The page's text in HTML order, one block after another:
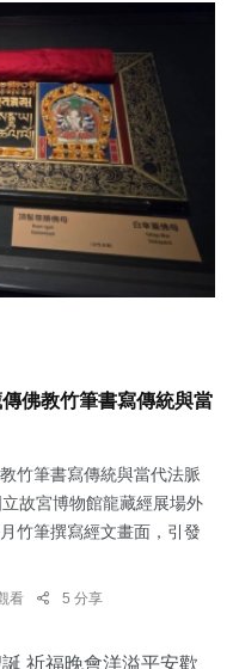
佛教竹筆書寫傳統與當
竹筆書寫傳統與當代法脈
故宮博物館龍藏經展場外
竹筆撰寫經文畫面，引發
看 5 分享